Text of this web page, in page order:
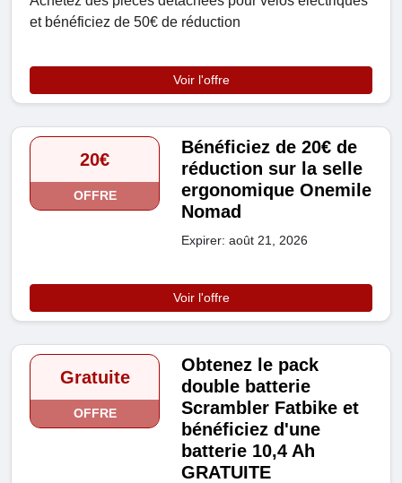
et bénéficiez de 50€ de réduction
Voir l'offre
20€
OFFRE
Bénéficiez de 20€ de
réduction sur la selle
ergonomique Onemile
Nomad
Expirer: août 21, 2026
Voir l'offre
Gratuite
OFFRE
Obtenez le pack
double batterie
Scrambler Fatbike et
bénéficiez d'une
batterie 10,4 Ah
GRATUITE